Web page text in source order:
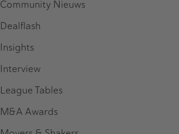
Community Nieuws
Dealflash
Insights
Interview
League Tables
M&A Awards